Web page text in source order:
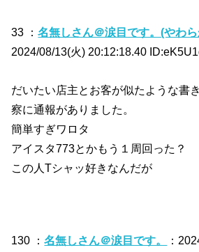
33 ：名無しさん＠涙目です。(やわ
2024/08/13(火) 20:12:18.40
だいたい店主とお客が似たような書
察に通報がありました。
簡単すぎワロタ
アイスタ773とかもう１周回った？
この人Tシャッ好きなんだが
130 ：名無しさん＠涙目です。
：